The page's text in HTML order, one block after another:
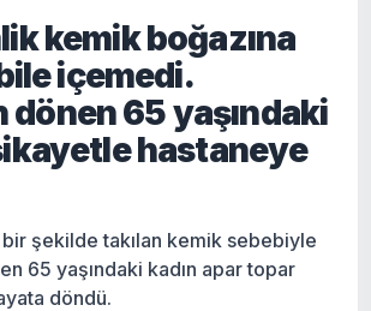
kemik boğazına
içemedi.
dönen 65 yaşındaki
hastaneye
bir şekilde takılan kemik sebebiyle
65 yaşındaki kadın apar topar
döndü.